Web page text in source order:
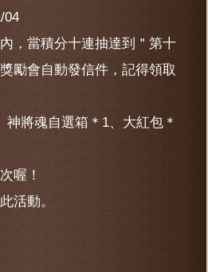
04
，當積分十連抽達到＂第十
勵會自動發信件，記得領取
神將魂自選箱＊1、大紅包＊
喔！
活動。